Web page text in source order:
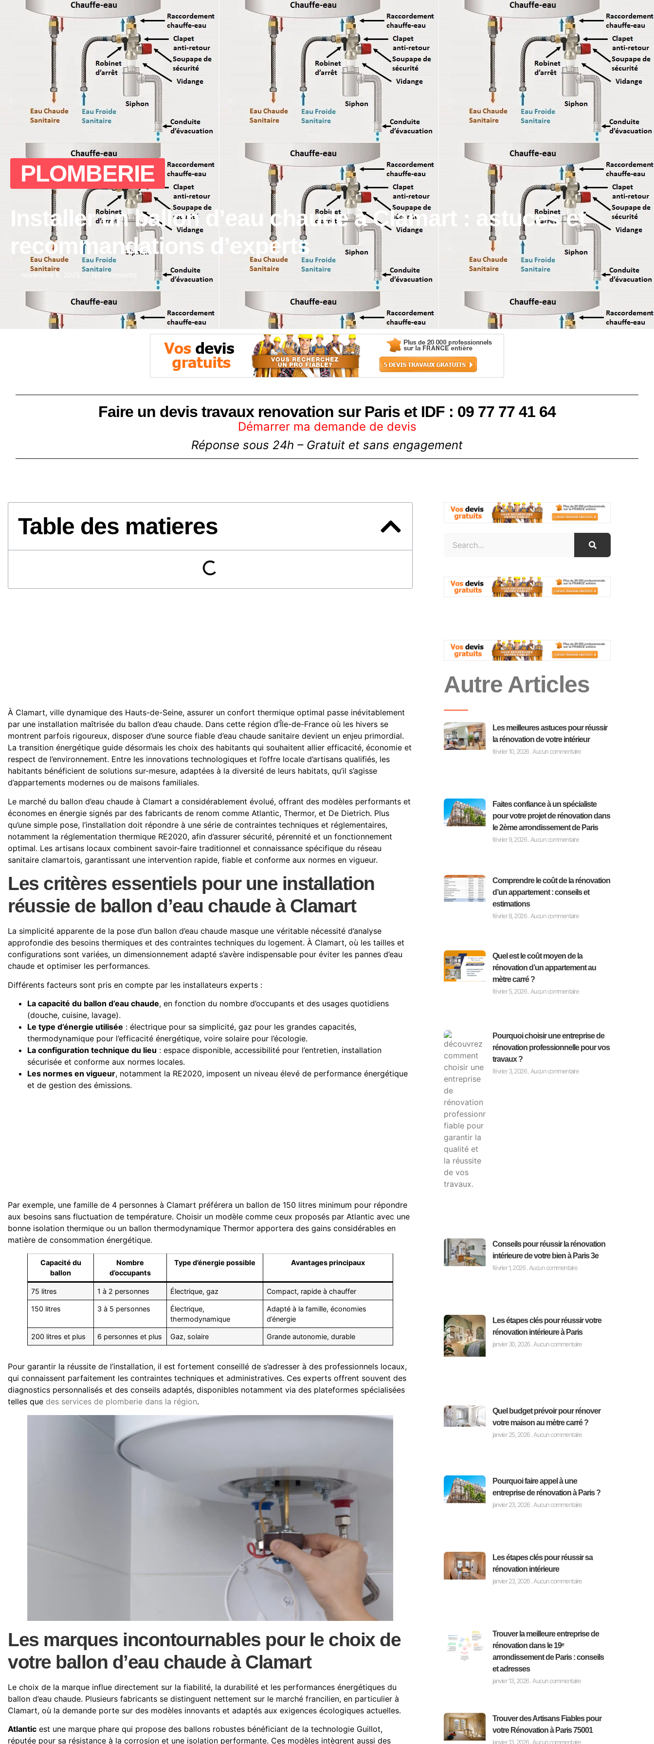
PLOMBERIE
Installer un ballon d’eau chaude à Clamart : astuces et
recommandations d’experts
novembre 6, 2025 No Comments
Faire un devis travaux renovation sur Paris et IDF : 09 77 77 41 64
Démarrer ma demande de devis
Réponse sous 24h – Gratuit et sans engagement
Table des matieres
À Clamart, ville dynamique des Hauts-de-Seine, assurer un confort thermique optimal passe inévitablement
par une installation maîtrisée du ballon d’eau chaude. Dans cette région d’Île-de-France où les hivers se
montrent parfois rigoureux, disposer d’une source fiable d’eau chaude sanitaire devient un enjeu primordial.
La transition énergétique guide désormais les choix des habitants qui souhaitent allier efficacité, économie et
respect de l’environnement. Entre les innovations technologiques et l’offre locale d’artisans qualifiés, les
habitants bénéficient de solutions sur-mesure, adaptées à la diversité de leurs habitats, qu’il s’agisse
d’appartements modernes ou de maisons familiales.
Le marché du ballon d’eau chaude à Clamart a considérablement évolué, offrant des modèles performants et
économes en énergie signés par des fabricants de renom comme Atlantic, Thermor, et De Dietrich. Plus
qu’une simple pose, l’installation doit répondre à une série de contraintes techniques et réglementaires,
notamment la réglementation thermique RE2020, afin d’assurer sécurité, pérennité et un fonctionnement
optimal. Les artisans locaux combinent savoir-faire traditionnel et connaissance spécifique du réseau
sanitaire clamartois, garantissant une intervention rapide, fiable et conforme aux normes en vigueur.
Les critères essentiels pour une installation
réussie de ballon d’eau chaude à Clamart
La simplicité apparente de la pose d’un ballon d’eau chaude masque une véritable nécessité d’analyse
approfondie des besoins thermiques et des contraintes techniques du logement. À Clamart, où les tailles et
configurations sont variées, un dimensionnement adapté s’avère indispensable pour éviter les pannes d’eau
chaude et optimiser les performances.
Différents facteurs sont pris en compte par les installateurs experts :
La capacité du ballon d’eau chaude, en fonction du nombre d’occupants et des usages quotidiens
(douche, cuisine, lavage).
Le type d’énergie utilisée : électrique pour sa simplicité, gaz pour les grandes capacités,
thermodynamique pour l’efficacité énergétique, voire solaire pour l’écologie.
La configuration technique du lieu : espace disponible, accessibilité pour l’entretien, installation
sécurisée et conforme aux normes locales.
Les normes en vigueur, notamment la RE2020, imposent un niveau élevé de performance énergétique
et de gestion des émissions.
Par exemple, une famille de 4 personnes à Clamart préférera un ballon de 150 litres minimum pour répondre
aux besoins sans fluctuation de température. Choisir un modèle comme ceux proposés par Atlantic avec une
bonne isolation thermique ou un ballon thermodynamique Thermor apportera des gains considérables en
matière de consommation énergétique.
Capacité du
ballon
Nombre
d’occupants
Type d’énergie possible Avantages principaux
75 litres 1 à 2 personnes Électrique, gaz Compact, rapide à chauffer
150 litres 3 à 5 personnes
Électrique,
thermodynamique
Adapté à la famille, économies
d’énergie
200 litres et plus 6 personnes et plus Gaz, solaire Grande autonomie, durable
Pour garantir la réussite de l’installation, il est fortement conseillé de s’adresser à des professionnels locaux,
qui connaissent parfaitement les contraintes techniques et administratives. Ces experts offrent souvent des
diagnostics personnalisés et des conseils adaptés, disponibles notamment via des plateformes spécialisées
telles que des services de plomberie dans la région.
Les marques incontournables pour le choix de
votre ballon d’eau chaude à Clamart
Le choix de la marque influe directement sur la fiabilité, la durabilité et les performances énergétiques du
ballon d’eau chaude. Plusieurs fabricants se distinguent nettement sur le marché francilien, en particulier à
Clamart, où la demande porte sur des modèles innovants et adaptés aux exigences écologiques actuelles.
Atlantic est une marque phare qui propose des ballons robustes bénéficiant de la technologie Guillot,
réputée pour sa résistance à la corrosion et une isolation performante. Ces modèles intègrent aussi des
Autre Articles
Les meilleures astuces pour réussir
la rénovation de votre intérieur
février 10, 2026 Aucun commentaire
Faites confiance à un spécialiste
pour votre projet de rénovation dans
le 2ème arrondissement de Paris
février 9, 2026 Aucun commentaire
Comprendre le coût de la rénovation
d’un appartement : conseils et
estimations
février 8, 2026 Aucun commentaire
Quel est le coût moyen de la
rénovation d’un appartement au
mètre carré ?
février 5, 2026 Aucun commentaire
Pourquoi choisir une entreprise de
rénovation professionnelle pour vos
travaux ?
février 3, 2026 Aucun commentaire
Conseils pour réussir la rénovation
intérieure de votre bien à Paris 3e
février 1, 2026 Aucun commentaire
Les étapes clés pour réussir votre
rénovation intérieure à Paris
janvier 30, 2026 Aucun commentaire
Quel budget prévoir pour rénover
votre maison au mètre carré ?
janvier 25, 2026 Aucun commentaire
Pourquoi faire appel à une
entreprise de rénovation à Paris ?
janvier 23, 2026 Aucun commentaire
Les étapes clés pour réussir sa
rénovation intérieure
janvier 23, 2026 Aucun commentaire
Trouver la meilleure entreprise de
rénovation dans le 19ᵉ
arrondissement de Paris : conseils
et adresses
janvier 13, 2026 Aucun commentaire
Trouver des Artisans Fiables pour
votre Rénovation à Paris 75001
janvier 13, 2026 Aucun commentaire